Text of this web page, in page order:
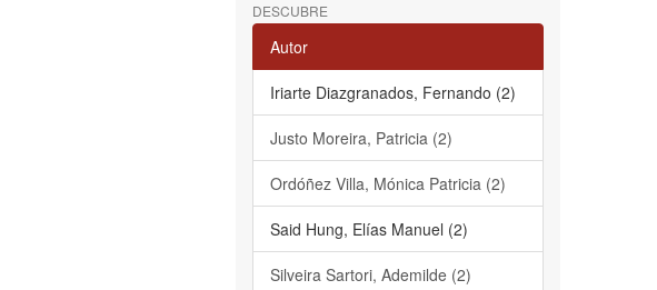
DESCUBRE
Autor
Iriarte Diazgranados, Fernando (2)
Justo Moreira, Patricia (2)
Ordóñez Villa, Mónica Patricia (2)
Said Hung, Elías Manuel (2)
Silveira Sartori, Ademilde (2)